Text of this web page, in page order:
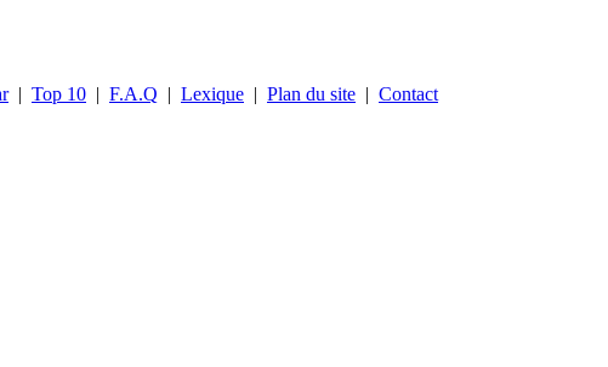
| Top 10 | F.A.Q | Lexique | Plan du site | Contact